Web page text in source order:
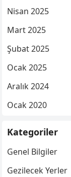
Nisan 2025
Mart 2025
Şubat 2025
Ocak 2025
Aralık 2024
Ocak 2020
Kategoriler
Genel Bilgiler
Gezilecek Yerler